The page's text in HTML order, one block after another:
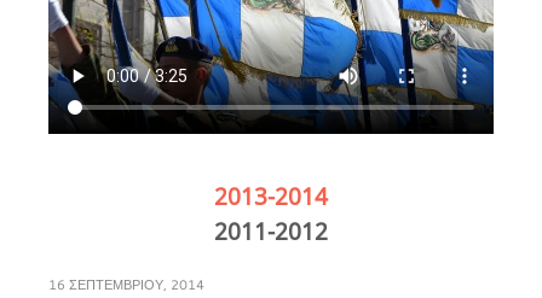
2013-2014
2011-2012
16 ΣΕΠΤΕΜΒΡΊΟΥ, 2014